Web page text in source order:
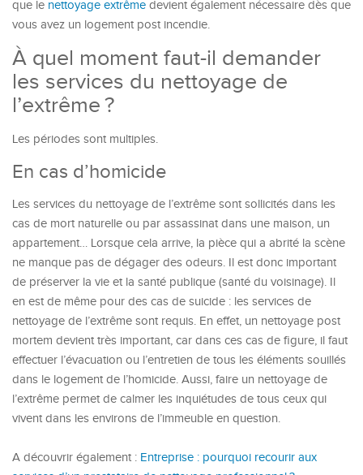
que le nettoyage extrême devient également nécessaire dès que
vous avez un logement post incendie.
À quel moment faut-il demander
les services du nettoyage de
l’extrême ?
Les périodes sont multiples.
En cas d’homicide
Les services du nettoyage de l’extrême sont sollicités dans les
cas de mort naturelle ou par assassinat dans une maison, un
appartement… Lorsque cela arrive, la pièce qui a abrité la scène
ne manque pas de dégager des odeurs. Il est donc important
de préserver la vie et la santé publique (santé du voisinage). Il
en est de même pour des cas de suicide : les services de
nettoyage de l’extrême sont requis. En effet, un nettoyage post
mortem devient très important, car dans ces cas de figure, il faut
effectuer l’évacuation ou l’entretien de tous les éléments souillés
dans le logement de l’homicide. Aussi, faire un nettoyage de
l’extrême permet de calmer les inquiétudes de tous ceux qui
vivent dans les environs de l’immeuble en question.
A découvrir également : Entreprise : pourquoi recourir aux